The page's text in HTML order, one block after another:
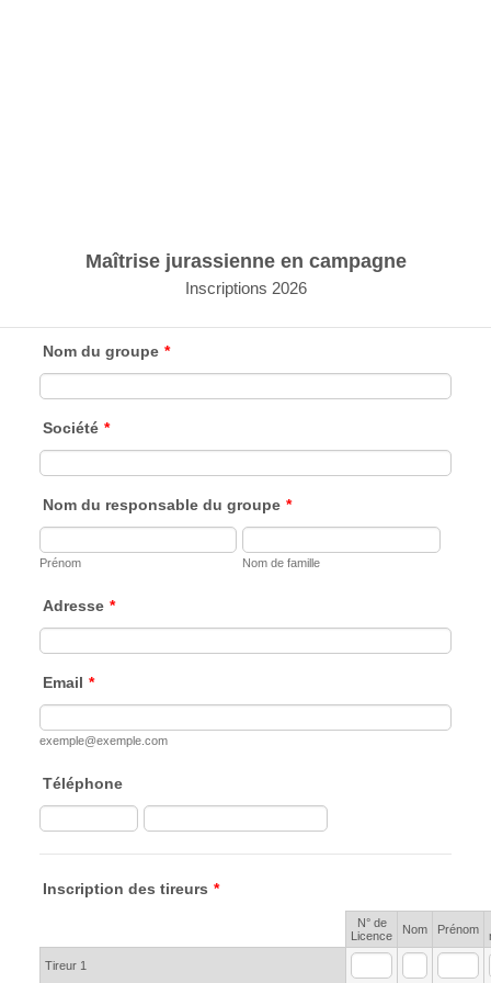
Maîtrise jurassienne en campagne
Inscriptions 2026
Nom du groupe *
Société *
Nom du responsable du groupe *
Prénom Nom de famille
Adresse *
Email *
exemple@exemple.com
Téléphone
Inscription des tireurs *
N° de
Licence
Nom Prénom
Tireur 1